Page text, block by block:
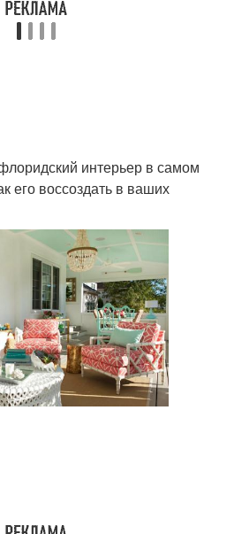
интерьер в самом
его воссоздать в ваших